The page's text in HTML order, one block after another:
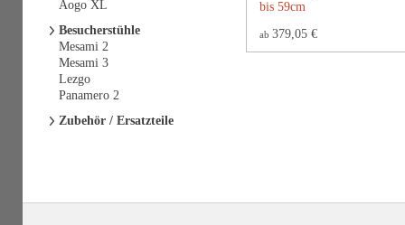
bis 59cm
ab 379,05 €
Aogo XL
Besucherstühle
Mesami 2
Mesami 3
Lezgo
Panamero 2
Zubehör / Ersatzteile